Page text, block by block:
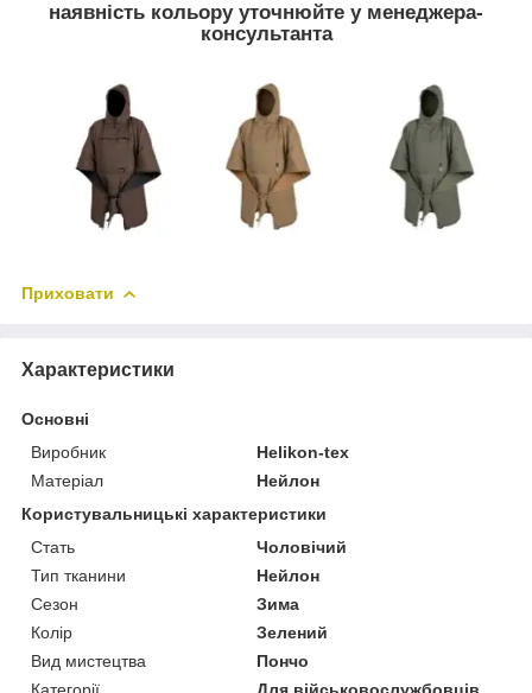
наявність кольору уточнюйте у менеджера-
консультанта
Приховати
Характеристики
Основні
Виробник
Helikon-tex
Матеріал
Нейлон
Користувальницькі характеристики
Стать
Чоловічий
Тип тканини
Нейлон
Сезон
Зима
Колір
Зелений
Вид мистецтва
Пончо